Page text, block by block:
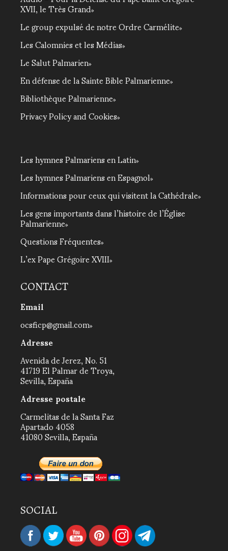
XVII, le Très Grand
Le group expulsé de notre Ordre Carmélite
Les Calomnies et les Médias
Le Salut Palmarien
En défense de la Sainte Bible Palmarienne
Bibliothèque Palmarienne
Privacy Policy and Cookies
Les hymnes Palmariens en Latin
Les hymnes Palmariens en Espagnol
Informations pour ceux qui visitent la Cathédrale
Les gens importants dans l’histoire de l’Église
Palmarienne
Questions Fréquentes
L’ex Pape Grégoire XVIII
CONTACT
Email
ocsficp@gmail.com
Adresse
Avenida de Jerez, No. 51
41719 El Palmar de Troya,
Sevilla, España
Adresse postale
Carmelitas de la Santa Faz
Apartado 4058
41080 Sevilla, España
SOCIAL